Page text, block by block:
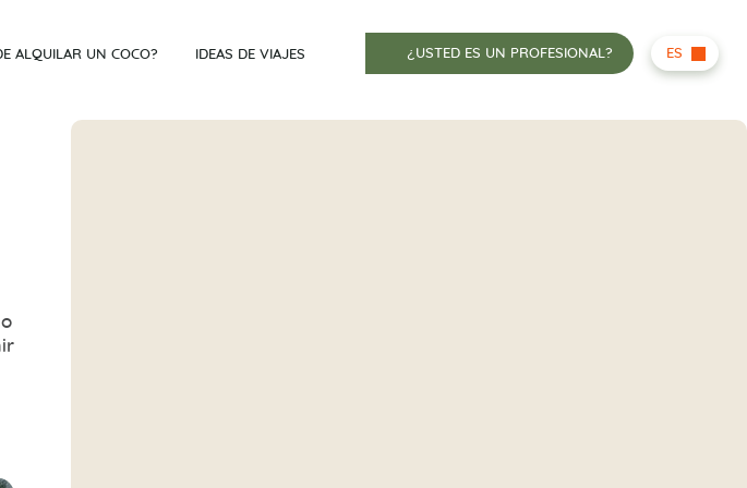
ALQUILAR UN COCO? IDEAS DE VIAJES ¿USTED ES UN PROFESIONAL? ES